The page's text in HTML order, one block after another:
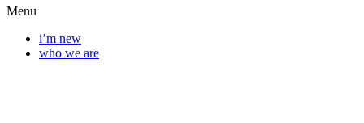
Menu
i’m new
who we are